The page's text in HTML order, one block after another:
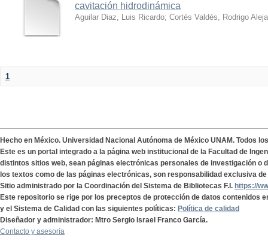
cavitación hidrodinámica
Aguilar Diaz, Luis Ricardo; Cortés Valdés, Rodrigo
1
Hecho en México. Universidad Nacional Autónoma de México UNAM. Todos
Este es un portal integrado a la página web institucional de la Facultad de
distintos sitios web, sean páginas electrónicas personales de investigación o
los textos como de las páginas electrónicas, son responsabilidad exclusiva
Sitio administrado por la Coordinación del Sistema de Bibliotecas F.I. https://
Este repositorio se rige por los preceptos de protección de datos contenidos
y el Sistema de Calidad con las siguientes políticas: Política de calidad
Diseñador y administrador: Mtro Sergio Israel Franco García.
Contacto y asesoría